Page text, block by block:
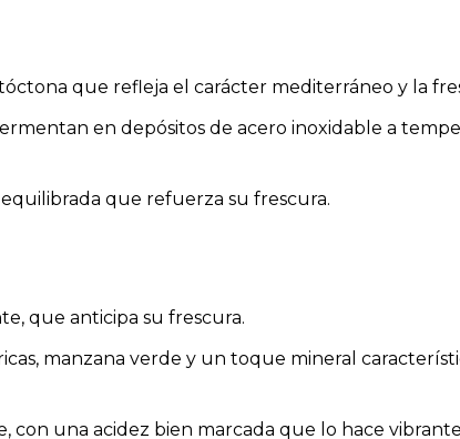
que refleja el carácter mediterráneo y la
en depósitos de acero inoxidable a
que refuerza su frescura.
que anticipa su frescura.
manzana verde y un toque mineral
con una acidez bien marcada que lo hace